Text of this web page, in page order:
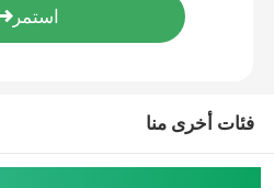
دينامومتر هيدروليكي
فئات أخرى منا